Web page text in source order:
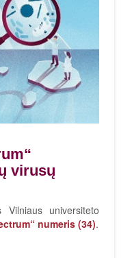
virusų
universiteto
numeris (34).